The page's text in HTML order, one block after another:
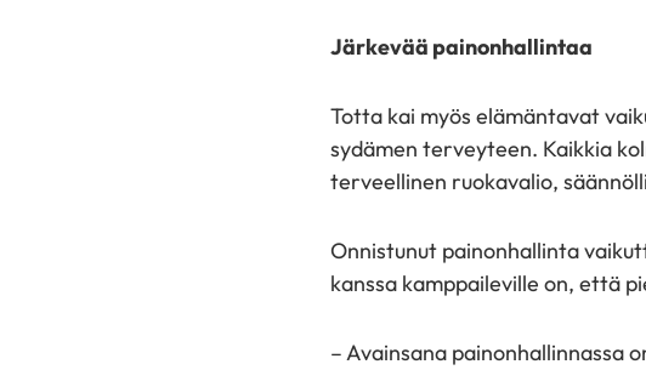
Järkevää painonhallintaa
Totta kai myös elämäntavat
sydämen terveyteen. Kaikkia
terveellinen ruokavalio,
Onnistunut painonhallinta
kanssa kamppaileville on, että
– Avainsana painonhallinnassa